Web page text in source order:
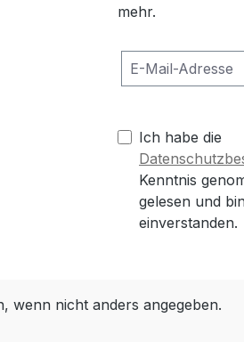
mehr.
Ich habe die
Kenntnis
gelesen und
einverstanden.
wenn nicht anders angegeben.